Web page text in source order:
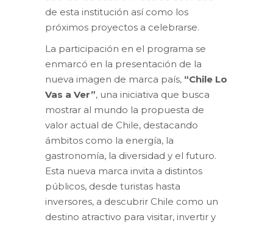
de esta institución así como los
próximos proyectos a celebrarse.
La participación en el programa se
enmarcó en la presentación de la
nueva imagen de marca país, “Chile Lo
Vas a Ver”, una iniciativa que busca
mostrar al mundo la propuesta de
valor actual de Chile, destacando
ámbitos como la energía, la
gastronomía, la diversidad y el futuro.
Esta nueva marca invita a distintos
públicos, desde turistas hasta
inversores, a descubrir Chile como un
destino atractivo para visitar, invertir y